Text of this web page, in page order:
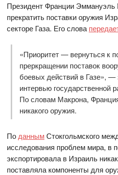
Президент Франции Эммануэль
прекратить поставки оружия
секторе Газа. Его слова
«Приоритет — вернуться к
преркращении поставок
боевых действий в Газе»,
интервью государственной
По словам Макрона,
никакого оружия.
По даннымСтокгольмского
исследования проблем мира, в
экспортировала в Израиль
поставляла компоненты для